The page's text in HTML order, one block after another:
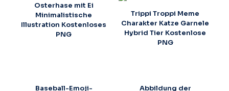
Osterhase mit Ei
Minimalistische
Illustration Kostenloses
PNG
Trippi Troppi Meme
Charakter Katze Garnele
Hybrid Tier Kostenlose
PNG
Baseball-Emoji-
Abbildung der